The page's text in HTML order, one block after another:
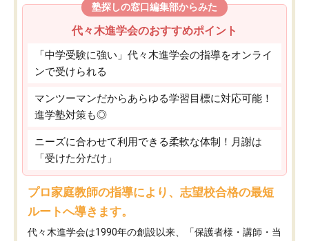
塾探しの窓口編集部からみた
代々木進学会のおすすめポイント
「中学受験に強い」代々木進学会の指導をオンライ
ンで受けられる
マンツーマンだからあらゆる学習目標に対応可能！
進学塾対策も◎
ニーズに合わせて利用できる柔軟な体制！月謝は
「受けた分だけ」
プロ家庭教師の指導により、志望校合格の最短
ルートへ導きます。
代々木進学会は1990年の創設以来、「保護者様・講師・当